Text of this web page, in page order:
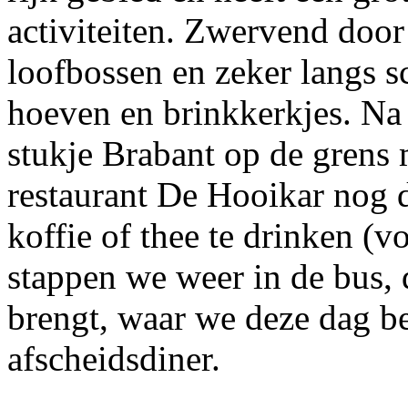
activiteiten. Zwervend
loofbossen en zeker langs
hoeven en brinkkerkjes.
stukje Brabant op de
restaurant De Hooikar nog
koffie of thee te drinken
stappen we weer in de
brengt, waar we deze dag
afscheidsdiner.